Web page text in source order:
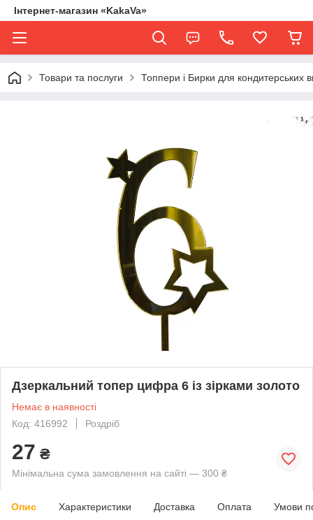
Інтернет-магазин «KakaVa»
Товари та послуги Топпери і Бирки для кондитерських
Дзеркальний топер цифра 6 із зірками золото
Немає в наявності
Код: 416992
Роздріб
27 ₴
Мінімальна сума замовлення на сайті — 300 ₴
Опис Характеристики Доставка Оплата Умови